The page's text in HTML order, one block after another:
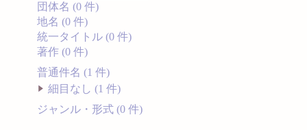
団体名 (0 件)
地名 (0 件)
統一タイトル (0 件)
著作 (0 件)
普通件名 (1 件)
細目なし (1 件)
ジャンル・形式 (0 件)